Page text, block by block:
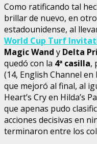
Como ratificando tal
brillar de nuevo, en
estadounidense, al
World Cup Turf
Magic Wand y Delta
quedó con la 4ª casilla,
(14, English Channel
que mejoró al final, al
Heart’s Cry en Hilda’s
que apenas pudo
acciones decisivas en
terminaron entre los